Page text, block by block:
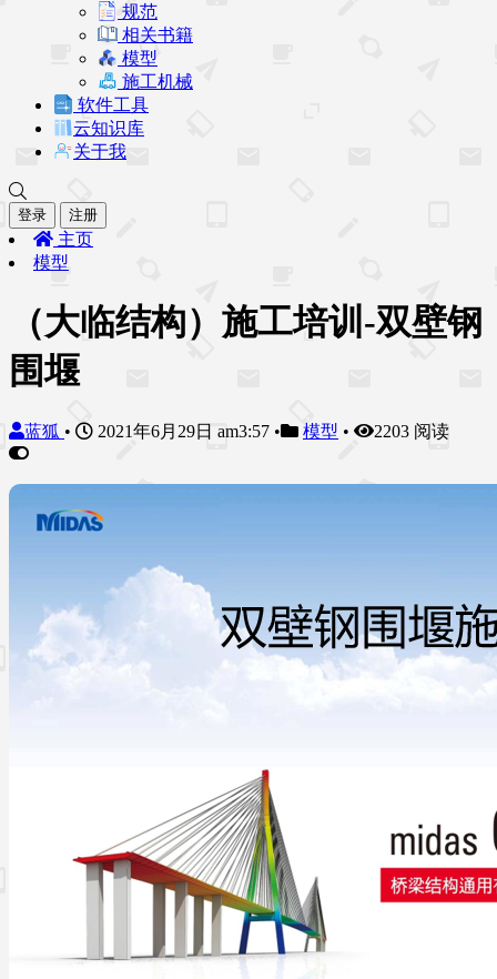
规范
相关书籍
模型
施工机械
软件工具
云知识库
关于我
登录 注册
主页
模型
（大临结构）施工培训-双壁钢
围堰
蓝狐 • 2021年6月29日 am3:57 • 模型 • 2203 阅读